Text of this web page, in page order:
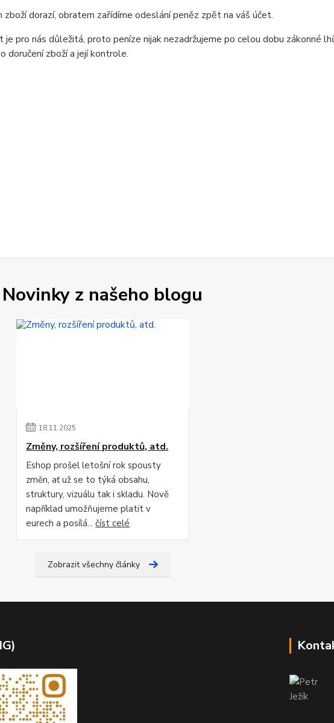
zboží dorazí, obratem zařídíme odeslání peněz zpět na váš účet.
je pro nás důležitá, proto peníze nijak nezadržujeme po celou dobu zákonné
doručení zboží a její kontrole.
Novinky z našeho blogu
18.11.2025
Změny, rozšíření produktů, atd.
Eshop prošel letošní rok spousty
změn, ať už se to týká obsahu,
struktury, vizuálu tak i skladu. Nově
například umožňujeme platit v
eurech a posílá...číst celé
Zobrazit všechny články